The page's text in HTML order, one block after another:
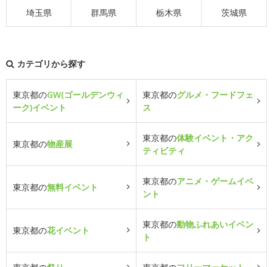
埼玉県 群馬県 栃木県 茨城県
カテゴリから探す
東京都のGW(ゴールデンウィ
ーク)イベント
東京都のグルメ・フードフェ
ス
東京都の物産展
東京都の体験イベント・アク
ティビティ
東京都の無料イベント
東京都のアニメ・ゲームイベ
ント
東京都の花イベント
東京都の動物ふれあいイベン
ト